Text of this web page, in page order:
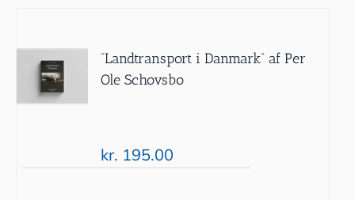
“Landtransport i Danmark” af Per
Ole Schovsbo
kr. 195.00